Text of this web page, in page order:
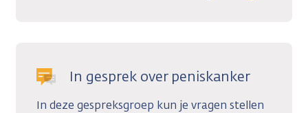
In gesprek over peniskanker
In deze gespreksgroep kun je vragen stellen